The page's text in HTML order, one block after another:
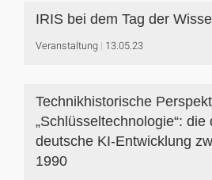
IRIS bei dem Tag der
Veranstaltung 13.05.23
Technikhistorische
„Schlüsseltechnologie“: die
deutsche KI-Entwicklung
1990